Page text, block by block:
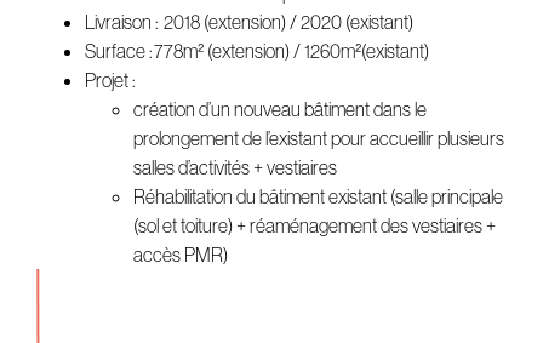
Livraison : 2018 (extension) / 2020 (existant)
Surface : 778m² (extension) / 1260m²(existant)
Projet :
création d’un nouveau bâtiment dans le
prolongement de l’existant pour accueillir plusieurs
salles d’activités + vestiaires
Réhabilitation du bâtiment existant (salle principale
(sol et toiture) + réaménagement des vestiaires +
accès PMR)